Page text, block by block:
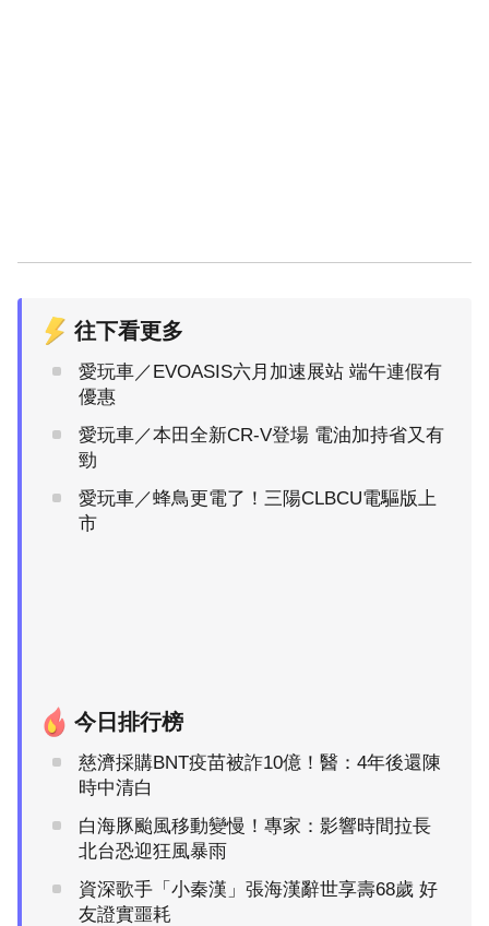
往下看更多
愛玩車／EVOASIS六月加速展站 端午連假有
優惠
愛玩車／本田全新CR-V登場 電油加持省又有
勁
愛玩車／蜂鳥更電了！三陽CLBCU電驅版上
市
今日排行榜
慈濟採購BNT疫苗被詐10億！醫：4年後還陳
時中清白
白海豚颱風移動變慢！專家：影響時間拉長
北台恐迎狂風暴雨
資深歌手「小秦漢」張海漢辭世享壽68歲 好
友證實噩耗